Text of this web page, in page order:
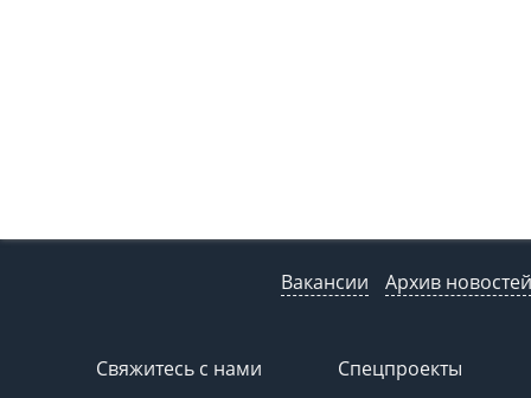
Вакансии Архив новостей
Свяжитесь с нами Спецпроекты